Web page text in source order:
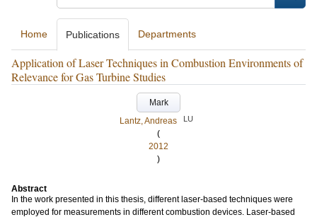
Home Publications Departments
Application of Laser Techniques in Combustion Environments of
Relevance for Gas Turbine Studies
Mark
Lantz, Andreas
LU
(
2012
)
Abstract
In the work presented in this thesis, different laser-based techniques were
employed for measurements in different combustion devices. Laser-based